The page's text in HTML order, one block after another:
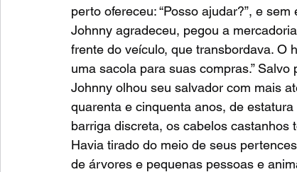
perto ofereceu: “Posso ajudar?”, e
Johnny agradeceu, pegou a
frente do veículo, que transbordava. O
uma sacola para suas compras.”
Johnny olhou seu salvador com mais
quarenta e cinquenta anos, de
barriga discreta, os cabelos castanhos
Havia tirado do meio de seus
de árvores e pequenas pessoas e